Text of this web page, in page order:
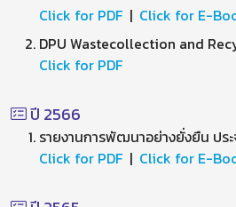
Click for PDF | Click for E-
DPU Wastecollection and
Click for PDF
ปี 2566
รายงานการพัฒนาอย่างยั่งยืน ปร
Click for PDF | Click for E-